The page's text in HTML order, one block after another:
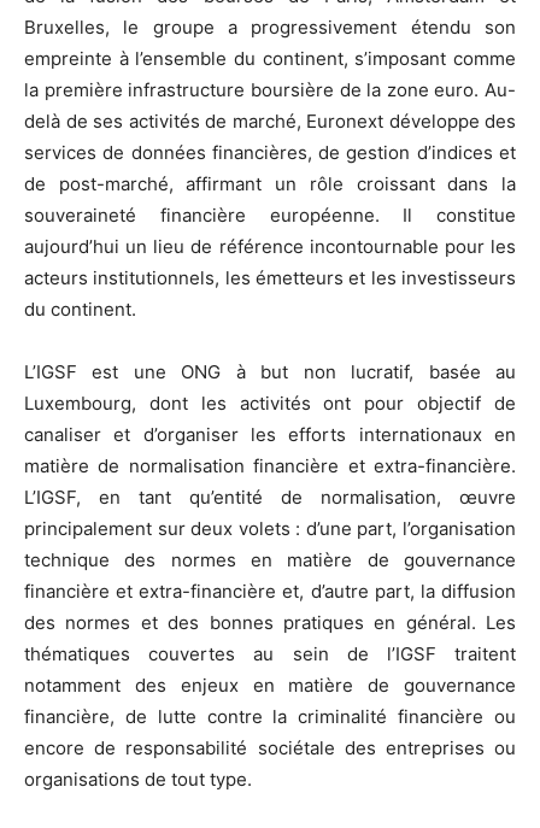
Bruxelles, le groupe a progressivement étendu son
empreinte à l’ensemble du continent, s’imposant comme
la première infrastructure boursière de la zone euro. Au-
delà de ses activités de marché, Euronext développe des
services de données financières, de gestion d’indices et
de post-marché, affirmant un rôle croissant dans la
souveraineté financière européenne. Il constitue
aujourd’hui un lieu de référence incontournable pour les
acteurs institutionnels, les émetteurs et les investisseurs
du continent.
L’IGSF est une ONG à but non lucratif, basée au
Luxembourg, dont les activités ont pour objectif de
canaliser et d’organiser les efforts internationaux en
matière de normalisation financière et extra-financière.
L’IGSF, en tant qu’entité de normalisation, œuvre
principalement sur deux volets : d’une part, l’organisation
technique des normes en matière de gouvernance
financière et extra-financière et, d’autre part, la diffusion
des normes et des bonnes pratiques en général. Les
thématiques couvertes au sein de l’IGSF traitent
notamment des enjeux en matière de gouvernance
financière, de lutte contre la criminalité financière ou
encore de responsabilité sociétale des entreprises ou
organisations de tout type.